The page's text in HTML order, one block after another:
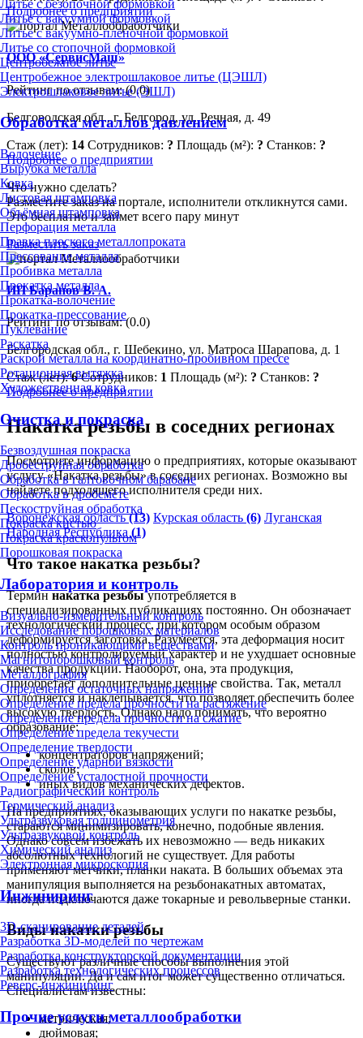
Литье с безопочной формовкой
Литье с вакуумной формовкой
Литье с вакуумно-плёночной формовкой
Литье со стопочной формовкой
Центробежное литье
Центробежное электрошлаковое литье (ЦЭШЛ)
Электрошлаковое литье (ЭШЛ)
Обработка металлов давлением
Волочение
Вырубка металла
Ковка
Листовая штамповка
Объёмная штамповка
Перфорация металла
Правка плоского металлопроката
Прессование металла
Пробивка металла
Прокатка металла
Прокатка-волочение
Прокатка-прессование
Пуклевание
Раскатка
Раскрой металла на координатно-пробивном прессе
Ротационная вытяжка
Художественная ковка
Очистка и покраска
Безвоздушная покраска
Дробеструйная обработка
Обработка в галтовочном барабане
Обработка в дробемёте
Пескоструйная обработка
Покраска кистью
Покраска краскопультом
Порошковая покраска
Лаборатория и контроль
Визуально-измерительный контроль
Исследование порошковых материалов
Контроль проникающими веществами
Магнитопорошковый контроль
Металлография
Определение остаточных напряжений
Определение предела прочности на растяжение
Определение предела прочности на сжатие
Определение предела текучести
Определение твердости
Определение ударной вязкости
Определение усталостной прочности
Радиографический контроль
Термический анализ
Ультразвуковая толщинометрия
Ультразвуковой контроль
Химический анализ
Электронная микроскопия
Инжиниринг
3D-сканирование деталей
Разработка 3D-моделей по чертежам
Разработка конструкторской документации
Разработка технологических процессов
Реверс-инжиниринг
Прочие услуги металлообработки
Подробнее о предприятии
ООО «СервисМаш»
Рейтинг по отзывам:(0.0)
Белгородская обл., г. Белгород, ул. Речная, д. 49
Стаж (лет): 14 Сотрудников: ? Площадь (м²): ? Станков: ?
Подробнее о предприятии
Что нужно сделать?
Разместите заказ на портале, исполнители откликнутся сами.
Это бесплатно и займет всего пару минут
Разместить заказ
ИП Баранов В. А.
Рейтинг по отзывам:(0.0)
Белгородская обл., г. Шебекино, ул. Матроса Шарапова, д. 1
Стаж (лет):6 Сотрудников: 1 Площадь (м²): ? Станков: ?
Подробнее о предприятии
Накатка резьбы в соседних регионах
Посмотрите информацию о предприятиях, которые оказывают
услугу «Накатка резьбы» в соседних регионах. Возможно вы
найдете подходящего исполнителя среди них.
Воронежская область(13) Курская область (6) Луганская
Народная Республика (1)
Что такое накатка резьбы?
Терминнакатка резьбыупотребляется в
специализированных публикациях постоянно. Он обозначает
технологический процесс, при котором особым образом
деформируется заготовка. Разумеется, эта деформация носит
полностью контролируемый характер и не ухудшает основные
качества продукции. Наоборот, она, эта продукция,
приобретает дополнительные ценные свойства. Так, металл
уплотняется и наклепывается, что позволяет обеспечить более
высокую твердость. Однако надо понимать, что вероятно
образование:
концентраторов напряжений;
сколов;
иных видов механических дефектов.
На предприятиях, оказывающих услуги по накатке резьбы,
стараются минимизировать, конечно, подобные явления.
Однако совсем избежать их невозможно — ведь никаких
абсолютных технологий не существует. Для работы
применяют метчики, планки наката. В больших объемах эта
манипуляция выполняется на резьбонакатных автоматах,
иногда подключаются даже токарные и револьверные станки.
Виды накатки резьбы
Существуют различные способы выполнения этой
манипуляции. Да и сам итог может существенно отличаться.
Специалистам известны:
метрическая;
дюймовая;